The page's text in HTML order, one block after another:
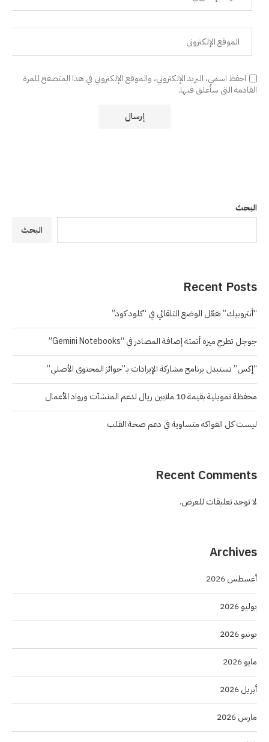
احفظ اسمي، البريد الإلكتروني، والموقع الإلكتروني في هذا المتصفح للمرة
القادمة التي سأعلق فيها.
البحث
البحث
Recent Posts
“أنثروبيك” تفعّل الوضع التلقائي في “كلود كود”
جوجل تطرح ميزة أتمتة إضافة المصادر في “Gemini Notebooks”
“إكس” تستبدل برنامج مشاركة الإيرادات بـ”جوائز المحتوى الأصلي”
محفظة تمويلية بقيمة 10 ملايين ريال لدعم المنشآت ورواد الأعمال
ليست كل الفواكه متساوية في دعم صحة القلب
Recent Comments
لا توجد تعليقات للعرض.
Archives
أغسطس 2026
يوليو 2026
يونيو 2026
مايو 2026
أبريل 2026
مارس 2026